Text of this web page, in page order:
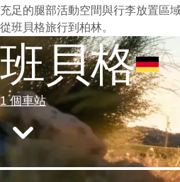
充足的腿部活動空間與行李放置區
從班貝格旅行到柏林。
班貝格
1 個車站